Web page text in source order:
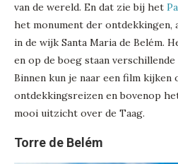
van de wereld. En dat zie bij het
het monument der ontdekkingen,
in de wijk Santa Maria de Belém.
en op de boeg staan
Binnen kun je naar een film kijken
ontdekkingsreizen en bovenop
mooi uitzicht over de Taag.
Torre de Belém